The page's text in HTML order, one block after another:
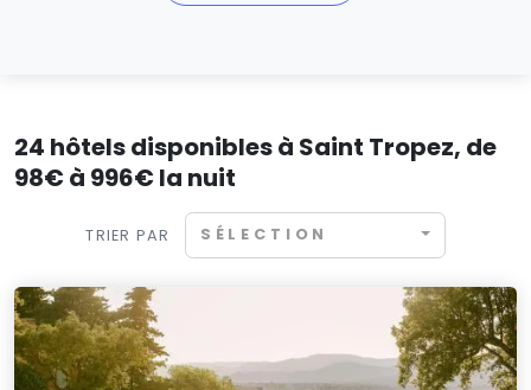
24 hôtels disponibles à Saint Tropez, de
98€ à 996€ la nuit
TRIER PAR SÉLECTION